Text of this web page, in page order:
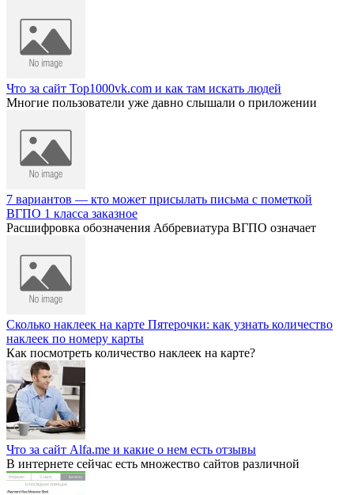
Что за сайт Top1000vk.com и как там искать людей
Многие пользователи уже давно слышали о приложении
7 вариантов — кто может присылать письма с пометкой
ВГПО 1 класса заказное
Расшифровка обозначения Аббревиатура ВГПО означает
Сколько наклеек на карте Пятерочки: как узнать количество
наклеек по номеру карты
Как посмотреть количество наклеек на карте?
Что за сайт Alfa.me и какие о нем есть отзывы
В интернете сейчас есть множество сайтов различной